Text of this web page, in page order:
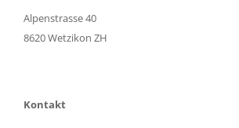
Alpenstrasse 40
8620 Wetzikon ZH
Kontakt